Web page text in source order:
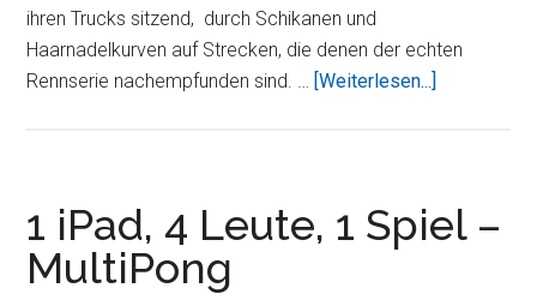
ihren Trucks sitzend, durch Schikanen und
Haarnadelkurven auf Strecken, die denen der echten
Rennserie nachempfunden sind. … [Weiterlesen...]
1 iPad, 4 Leute, 1 Spiel –
MultiPong